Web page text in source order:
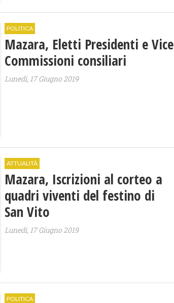
POLITICA
Mazara, Eletti Presidenti e Vice
Commissioni consiliari
Lunedì, 17 Giugno 2019
ATTUALITÀ
Mazara, Iscrizioni al corteo a
quadri viventi del festino di
San Vito
Lunedì, 17 Giugno 2019
POLITICA